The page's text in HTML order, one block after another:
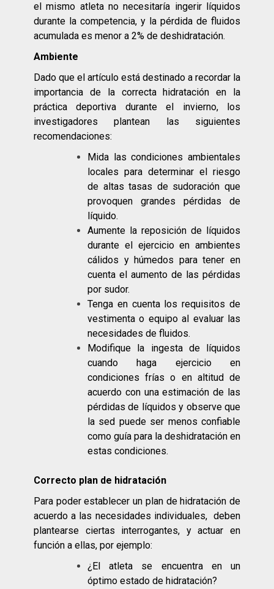
el mismo atleta no necesitaría ingerir líquidos
durante la competencia, y la pérdida de fluidos
acumulada es menor a 2% de deshidratación.
Ambiente
Dado que el artículo está destinado a recordar la
importancia de la correcta hidratación en la
práctica deportiva durante el invierno, los
investigadores plantean las siguientes
recomendaciones:
Mida las condiciones ambientales
locales para determinar el riesgo
de altas tasas de sudoración que
provoquen grandes pérdidas de
líquido.
Aumente la reposición de líquidos
durante el ejercicio en ambientes
cálidos y húmedos para tener en
cuenta el aumento de las pérdidas
por sudor.
Tenga en cuenta los requisitos de
vestimenta o equipo al evaluar las
necesidades de fluidos.
Modifique la ingesta de líquidos
cuando haga ejercicio en
condiciones frías o en altitud de
acuerdo con una estimación de las
pérdidas de líquidos y observe que
la sed puede ser menos confiable
como guía para la deshidratación en
estas condiciones.
Correcto plan de hidratación
Para poder establecer un plan de hidratación de
acuerdo a las necesidades individuales, deben
plantearse ciertas interrogantes, y actuar en
función a ellas, por ejemplo:
¿El atleta se encuentra en un
óptimo estado de hidratación?